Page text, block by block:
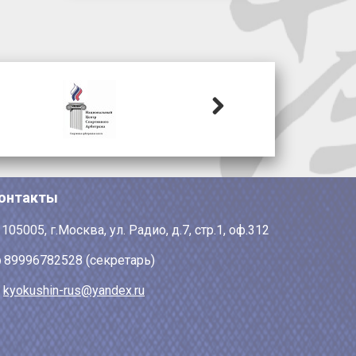
г.Москва, ул. Радио, д.7, стр.1, оф.312
89996782528 (секретарь)
kyokushin-rus@yandex.ru